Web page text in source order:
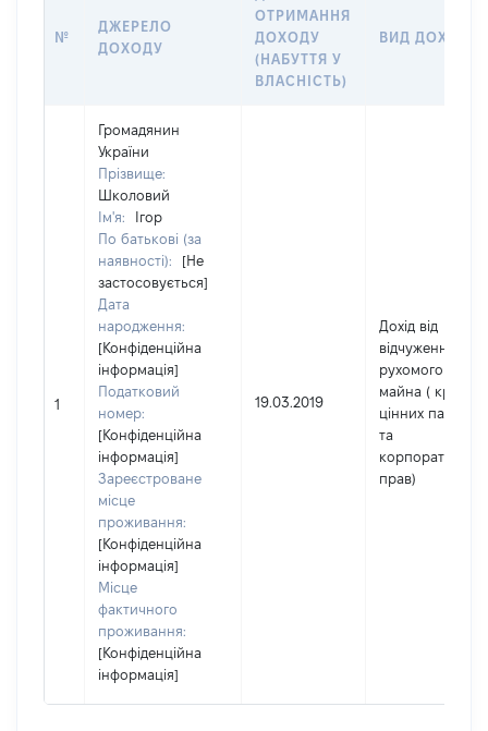
№
ДЖЕРЕЛО
ДОХОДУ
ОТРИМАННЯ
ДОХОДУ
(НАБУТТЯ У
ВЛАСНІСТЬ)
ВИД ДОХОДУ
1
Громадянин
України
Прізвище:
Школовий
Ім'я:
Ігор
По батькові (за
наявності):
[Не
застосовується]
Дата
народження:
[Конфіденційна
інформація]
Податковий
номер:
[Конфіденційна
інформація]
Зареєстроване
місце
проживання:
[Конфіденційна
інформація]
Місце
фактичного
проживання:
[Конфіденційна
інформація]
19.03.2019
Дохід від
відчуження
рухомого
майна ( крім
цінних паперів
та
корпоративних
прав)